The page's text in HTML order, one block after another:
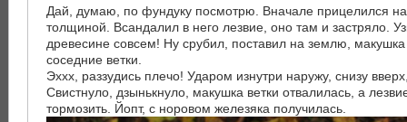
Дай, думаю, по фундуку посмотрю. Вначале прицелился
толщиной. Всандалил в него лезвие, оно там и застряло.
древесине совсем! Ну срубил, поставил на землю, макушка
соседние ветки.
Эххх, раззудись плечо! Ударом изнутри наружу, снизу
Свистнуло, дзынькнуло, макушка ветки отвалилась, а
тормозить. Йопт, с норовом железяка получилась.